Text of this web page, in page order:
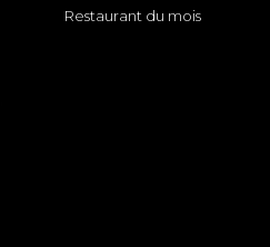
Restaurant du mois